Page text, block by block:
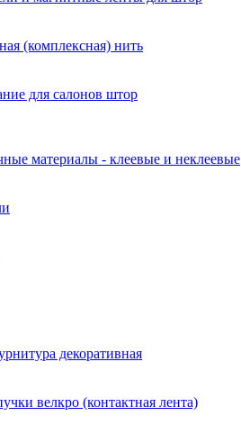
(комплексная) нить
для салонов штор
материалы - клеевые и неклеевые
декоративная
велкро (контактная лента)